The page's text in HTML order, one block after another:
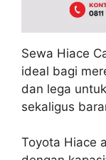
Sewa Hiace
ideal bagi
dan lega
sekaligus
Toyota Hiace